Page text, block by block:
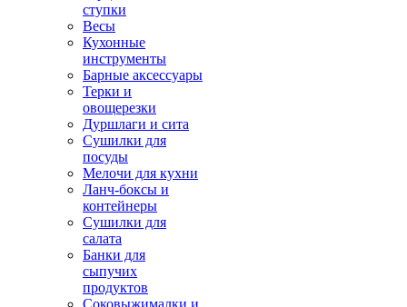
ступки
Весы
Кухонные
инструменты
Барные аксессуары
Терки и
овощерезки
Дуршлаги и сита
Сушилки для
посуды
Мелочи для кухни
Ланч-боксы и
контейнеры
Сушилки для
салата
Банки для
сыпучих
продуктов
Соковыжималки и